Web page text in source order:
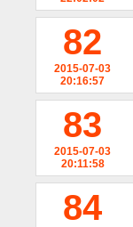
82
2015-07-03
20:16:57
83
2015-07-03
20:11:58
84